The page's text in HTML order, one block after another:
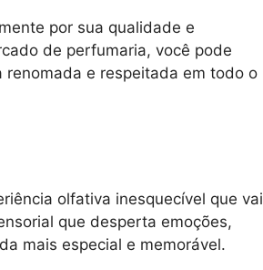
por sua qualidade e
de perfumaria, você pode
e respeitada em todo o
olfativa inesquecível que vai
que desperta emoções,
mais especial e memorável.